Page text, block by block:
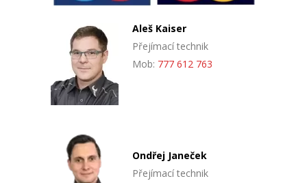
Aleš Kaiser
Přejímací technik
Mob: 777 612 763
Ondřej Janeček
Přejímací technik